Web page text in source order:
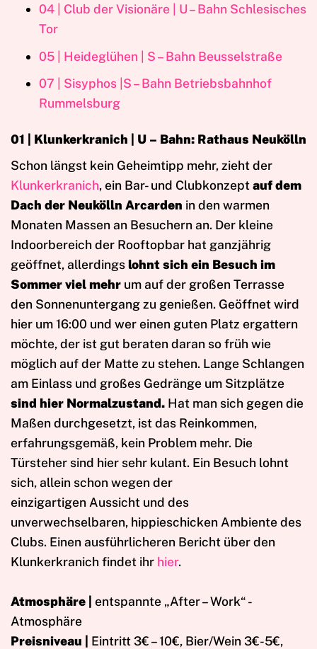
04 | Club der Visionäre | U – Bahn Schlesisches
Tor
05 | Heideglühen | S – Bahn Beusselstraße
07 | Sisyphos |S – Bahn Betriebsbahnhof
Rummelsburg
01 | Klunkerkranich | U – Bahn: Rathaus Neukölln
Schon längst kein Geheimtipp mehr, zieht der
Klunkerkranich, ein Bar- und Clubkonzeptauf dem
Dach der Neukölln Arcarden in den warmen
Monaten Massen an Besuchern an. Der kleine
Indoorbereich der Rooftopbar hat ganzjährig
geöffnet, allerdingslohnt sich ein Besuch im
Sommer viel mehr um auf der großen Terrasse
den Sonnenuntergang zu genießen. Geöffnet wird
hier um 16:00 und wer einen guten Platz ergattern
möchte, der ist gut beraten daran so früh wie
möglich auf der Matte zu stehen. Lange Schlangen
am Einlass und großes Gedränge um Sitzplätze
sind hier Normalzustand. Hat man sich gegen die
Maßen durchgesetzt, ist das Reinkommen,
erfahrungsgemäß, kein Problem mehr. Die
Türsteher sind hier sehr kulant. Ein Besuch lohnt
sich, allein schon wegen der
einzigartigen Aussicht und des
unverwechselbaren, hippieschicken Ambiente des
Clubs. Einen ausführlicheren Bericht über den
Klunkerkranich findet ihr hier.
Atmosphäre | entspannte „After – Work“ -
Atmosphäre
Preisniveau | Eintritt 3€ – 10€, Bier/Wein 3€-5€,